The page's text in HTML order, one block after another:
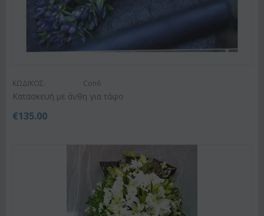
ΚΩΔΙΚΟΣ: Con6
Κατασκευή με άνθη για τάφο
€135.00